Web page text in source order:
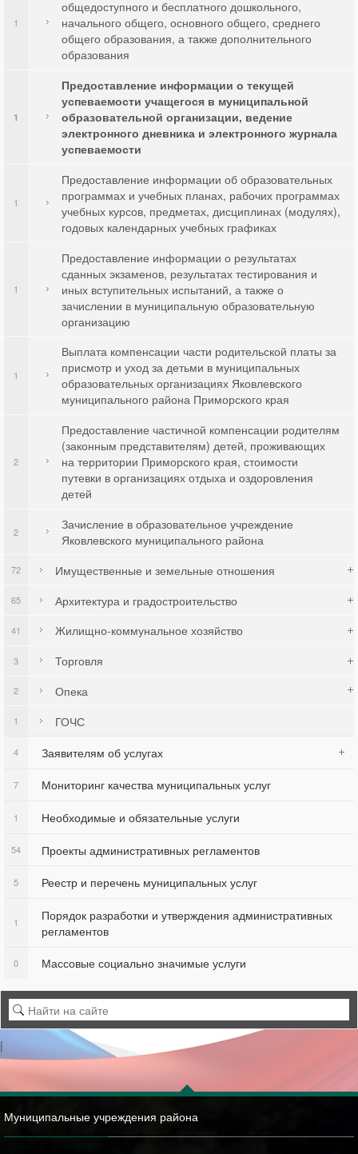
общедоступного и бесплатного дошкольного,
начального общего, основного общего, среднего
общего образования, а также дополнительного
образования
1
Предоставление информации о текущей
успеваемости учащегося в муниципальной
образовательной организации, ведение
электронного дневника и электронного журнала
успеваемости
1
Предоставление информации об образовательных
программах и учебных планах, рабочих программах
учебных курсов, предметах, дисциплинах (модулях),
годовых календарных учебных графиках
1
Предоставление информации о результатах
сданных экзаменов, результатах тестирования и
иных вступительных испытаний, а также о
зачислении в муниципальную образовательную
организацию
1
Выплата компенсации части родительской платы за
присмотр и уход за детьми в муниципальных
образовательных организациях Яковлевского
муниципального района Приморского края
1
Предоставление частичной компенсации родителям
(законным представителям) детей, проживающих
на территории Приморского края, стоимости
путевки в организациях отдыха и оздоровления
детей
2
Зачисление в образовательное учреждение
Яковлевского муниципального района
2
Имущественные и земельные отношения
72
Архитектура и градостроительство
65
Жилищно-коммунальное хозяйство
41
Торговля
3
Опека
2
ГОЧС
1
Заявителям об услугах
4
Мониторинг качества муниципальных услуг
7
Необходимые и обязательные услуги
1
Проекты административных регламентов
54
Реестр и перечень муниципальных услуг
5
Порядок разработки и утверждения административных
регламентов
1
Массовые социально значимые услуги
0
|
Муниципальные учреждения района